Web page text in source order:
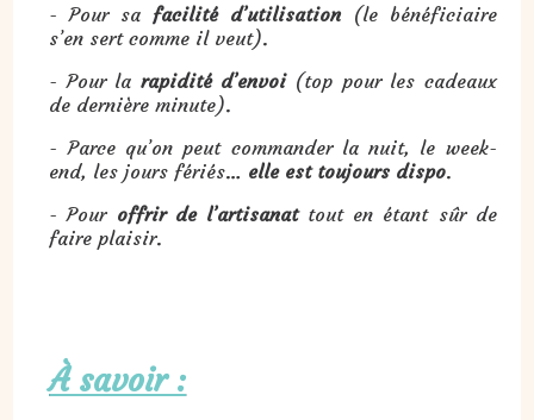
- Pour sa facilité d’utilisation(le bénéficiaire
s’en sert comme il veut).
- Pour la rapidité d’envoi(top pour les cadeaux
de dernière minute).
- Parce qu’on peut commander la nuit, le week-
end, les jours fériés… elle est toujours dispo.
- Pour offrir de l’artisanattout en étant sûr de
faire plaisir.
À savoir :